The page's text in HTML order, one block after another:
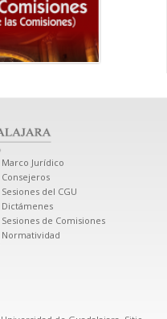
Marco Jurídico
Consejeros
Sesiones del CGU
Dictámenes
Sesiones de Comisiones
Normatividad